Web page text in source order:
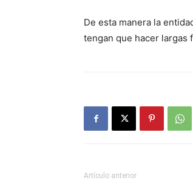
De esta manera la
tengan que hacer largas
Artículo anterior